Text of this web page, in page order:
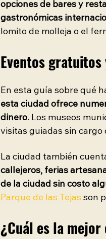
opciones de bares y
gastronómicas
lomito de molleja o el
Eventos
En esta guía sobre qué
esta ciudad ofrece
dinero. Los museos
visitas guiadas sin
La ciudad también
callejeros, ferias
de la ciudad sin costo
Parque de las Tejas son
¿Cuál es la